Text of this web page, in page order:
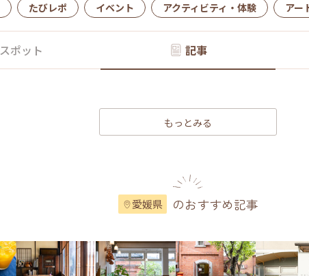
たびレポ イベント アクティビティ・体験 アー
スポット 記事
もっとみる
愛媛県 のおすすめ記事